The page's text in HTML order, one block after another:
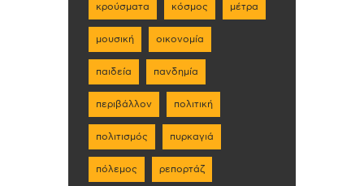
κρούσματα κόσμος μέτρα
μουσική οικονομία
παιδεία πανδημία
περιβάλλον πολιτική
πολιτισμός πυρκαγιά
πόλεμος ρεπορτάζ